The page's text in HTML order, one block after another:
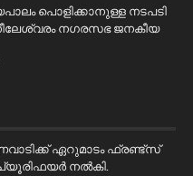
പൊളിക്കാനുള്ള നടപടി
നഗരസഭ ജനകീയ
ഏറുമാടം ഫ്രണ്ട്സ്
പ്യൂരിഫയർ നൽകി.